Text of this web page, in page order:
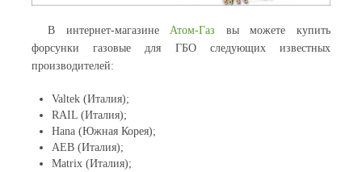
В интернет-магазине Атом-Газ вы можете купить
форсунки газовые для ГБО следующих известных
производителей:
Valtek (Италия);
RAIL (Италия);
Hana (Южная Корея);
AEB (Италия);
Matrix (Италия);